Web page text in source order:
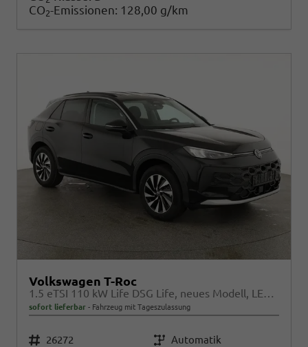
CO2-Emissionen: 128,00 g/km
Volkswagen T-Roc
1.5 eTSI 110 kW Life DSG Life, neues Modell, LED, Kamera, Side, Winter, 17-Zoll
sofort lieferbar Fahrzeug mit Tageszulassung
Fahrzeugnr. 26272 Getriebe Automatik